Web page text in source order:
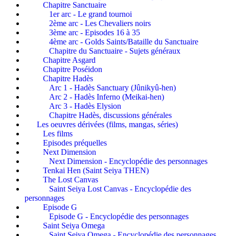
Chapitre Sanctuaire
1er arc - Le grand tournoi
2ème arc - Les Chevaliers noirs
3ème arc - Episodes 16 à 35
4ème arc - Golds Saints/Bataille du Sanctuaire
Chapitre du Sanctuaire - Sujets généraux
Chapitre Asgard
Chapitre Poséidon
Chapitre Hadès
Arc 1 - Hadès Sanctuary (Jûnikyû-hen)
Arc 2 - Hadès Inferno (Meikai-hen)
Arc 3 - Hadès Elysion
Chapitre Hadès, discussions générales
Les oeuvres dérivées (films, mangas, séries)
Les films
Episodes préquelles
Next Dimension
Next Dimension - Encyclopédie des personnages
Tenkai Hen (Saint Seiya THEN)
The Lost Canvas
Saint Seiya Lost Canvas - Encyclopédie des
personnages
Episode G
Episode G - Encyclopédie des personnages
Saint Seiya Omega